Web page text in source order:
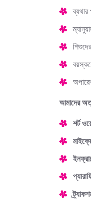
ব্যথার
আমাদের
শর্ট